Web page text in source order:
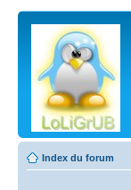
Index du forum